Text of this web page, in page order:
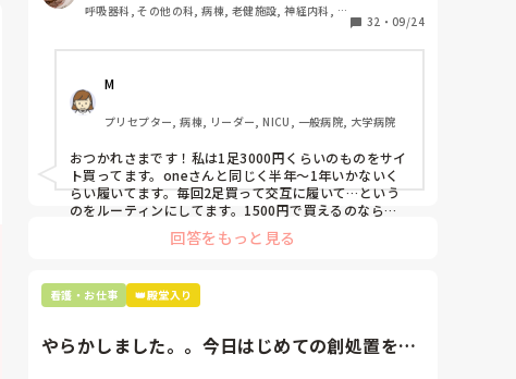
わたしの職場の指定は「白のスニーカー」。
すぐに汚くなるので1,500円は絶対に超えたくない思
た時に買って半年〜1年未満で交換しています。
職場の人が「ナースシューズに3000円以上は出せな
い」って言ってて、わたしの倍額は出せるのか！とび
っくりしたので、世の皆さんはどうなのかなと…🤔
呼吸器科, その他の科, 病棟, 老健施設, 神経内科, 一
32 ・ 09/24
M
プリセプター, 病棟, リーダー, NICU, 一般病院, 大学病院
おつかれさまです！私は1足3000円くらいのものをサイ
ト買ってます。oneさんと同じく半年〜1年いかないく
らい履いてます。毎回2足買って交互に履いて…という
のをルーティンにしてます。1500円で買えるのなら私
も絶対そっちにしてると思うので良い買い物されてて羨
ましいです！(笑)回答をもっと見る
看護・お仕事 👑殿堂入り
やらかしました。。今日はじめての創処置をし